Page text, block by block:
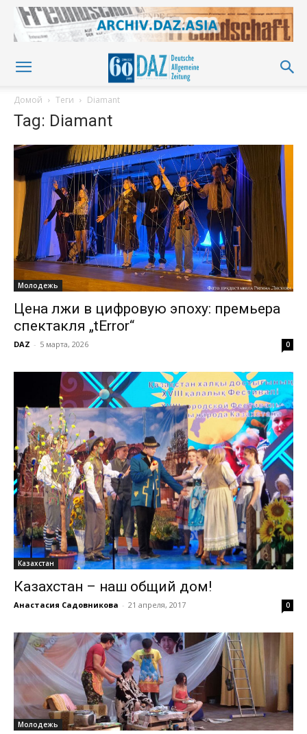
Домой Теги Diamant
Tag: Diamant
Молодежь
Цена лжи в цифровую эпоху: премьера
спектакля „tError“
DAZ - 5 марта, 2026 0
Казахстан
Казахстан – наш общий дом!
Анастасия Садовникова - 21 апреля, 2017 0
Молодежь